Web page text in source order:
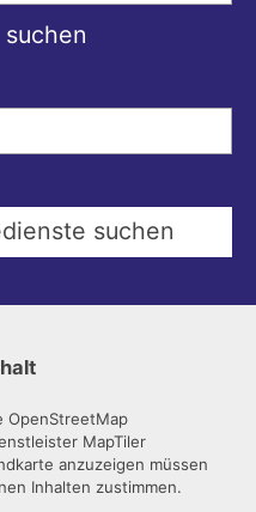
OpenStreetMap
MapTiler
anzuzeigen müssen
Inhalten zustimmen.